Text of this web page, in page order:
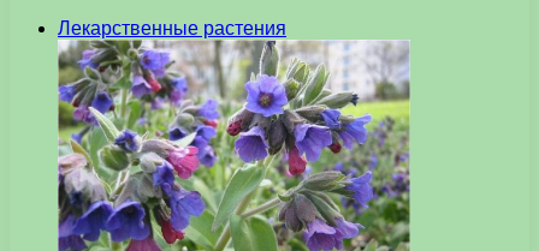
Лекарственные растения